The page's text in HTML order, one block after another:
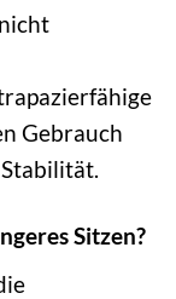
Gebrauch
Sitzen?